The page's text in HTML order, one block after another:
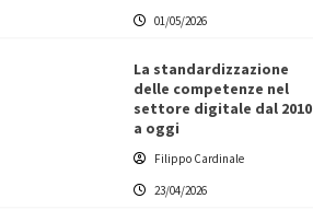
01/05/2026
La standardizzazione
delle competenze nel
settore digitale dal 2010
a oggi
Filippo Cardinale
23/04/2026